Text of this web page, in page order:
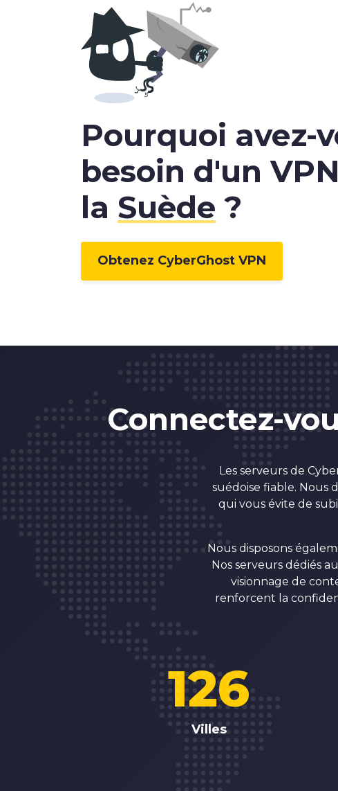
Pourquoi avez-
besoin d'un
la Suède ?
Obtenez CyberGhost VPN
Connectez-
Les serveurs de
suédoise fiable. Nous
qui vous évite de
Nous disposons
Nos serveurs dédiés
visionnage de
renforcent la
Villes
126